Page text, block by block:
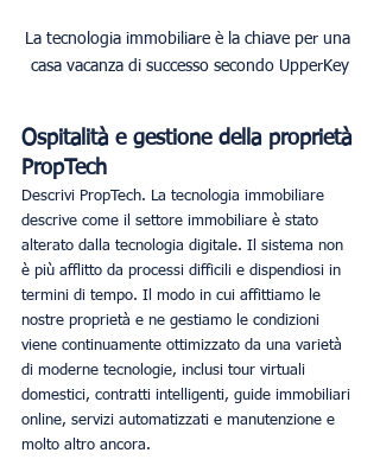
La tecnologia immobiliare è la chiave per una
casa vacanza di successo secondo UpperKey
Ospitalità e gestione della proprietà
PropTech
Descrivi PropTech. La tecnologia immobiliare
descrive come il settore immobiliare è stato
alterato dalla tecnologia digitale. Il sistema non
è più afflitto da processi difficili e dispendiosi in
termini di tempo. Il modo in cui affittiamo le
nostre proprietà e ne gestiamo le condizioni
viene continuamente ottimizzato da una varietà
di moderne tecnologie, inclusi tour virtuali
domestici, contratti intelligenti, guide immobiliari
online, servizi automatizzati e manutenzione e
molto altro ancora.